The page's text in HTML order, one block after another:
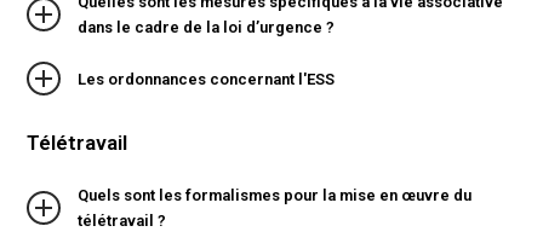
dans le cadre de la loi d’urgence ?
Les ordonnances concernant l'ESS
Télétravail
Quels sont les formalismes pour la mise en œuvre du
télétravail ?